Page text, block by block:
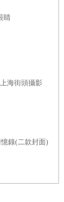
睛
海街頭攝影
錄(二款封面)